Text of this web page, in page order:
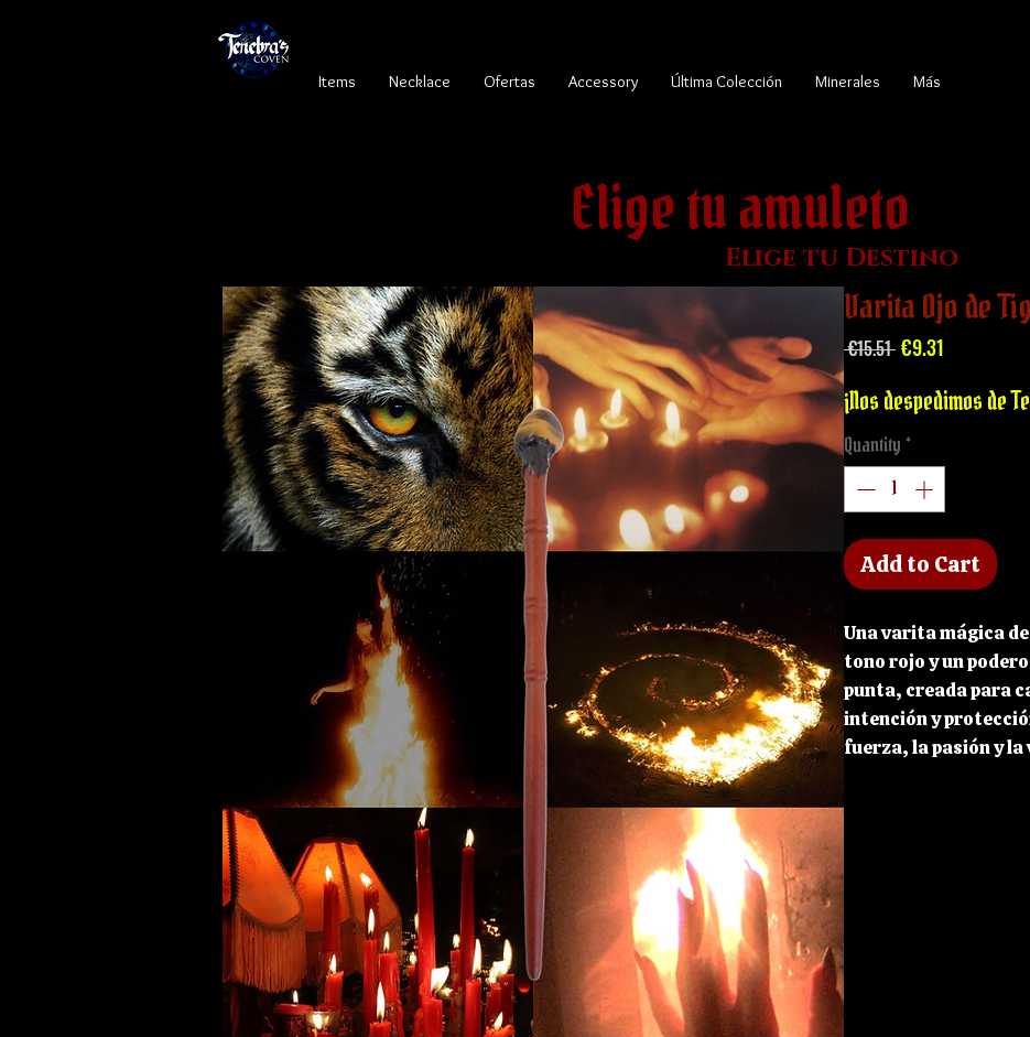
Items Necklace Ofertas Accessory Última Colección Minerales Más
Elige tu amuleto
Elige tu Destino
Varita Ojo de
€15.51 Regular
€9.31
¡Nos despedimos de
Quantity *
Add to Cart
Una varita mágica
tono rojo y un
punta, creada para
intención y
fuerza, la pasión y